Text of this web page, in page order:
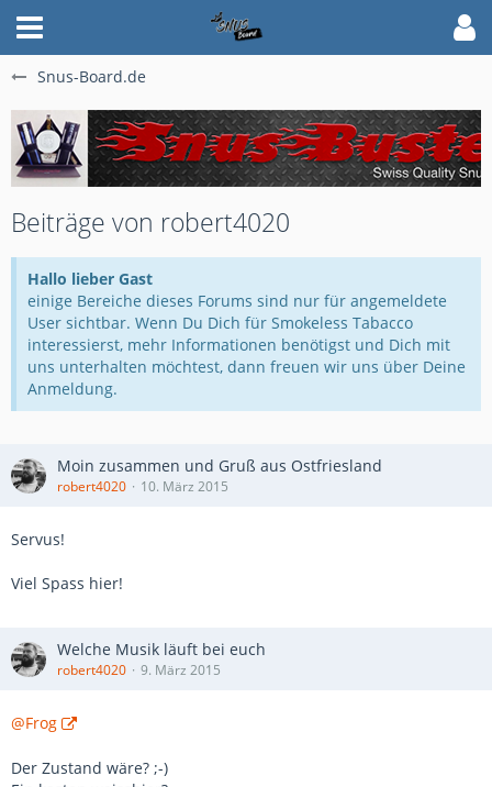
Snus-Board.de
Beiträge von robert4020
Hallo lieber Gast
einige Bereiche dieses Forums sind nur für angemeldete
User sichtbar. Wenn Du Dich für Smokeless Tabacco
interessierst, mehr Informationen benötigst und Dich mit
uns unterhalten möchtest, dann freuen wir uns über Deine
Anmeldung.
Moin zusammen und Gruß aus Ostfriesland
robert4020 10. März 2015
Servus!
Viel Spass hier!
Welche Musik läuft bei euch
robert4020 9. März 2015
@Frog
Der Zustand wäre? ;-)